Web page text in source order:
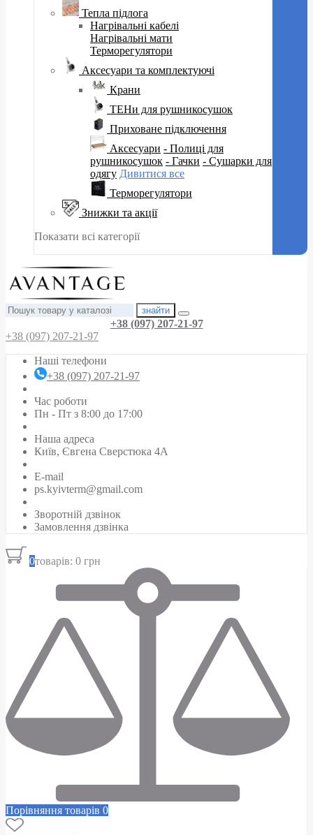
Тепла підлога
Нагрівальні кабелі
Нагрівальні мати
Терморегулятори
Аксесуари та комплектуючі
Крани
ТЕНи для рушникосушок
Приховане підключення
Аксесуари - Полиці для
рушникосушок - Гачки - Сушарки для
одягу Дивитися все
Терморегулятори
Знижки та акції
Показати всі категорії
знайти
+38 (097) 207-21-97
+38 (097) 207-21-97
Наші телефони
+38 (097) 207-21-97
Час роботи
Пн - Пт з 8:00 до 17:00
Наша адреса
Київ, Євгена Сверстюка 4А
E-mail
ps.kyivterm@gmail.com
Зворотній дзвінок
Замовлення дзвінка
0товарів: 0 грн
Порівняння товарів 0